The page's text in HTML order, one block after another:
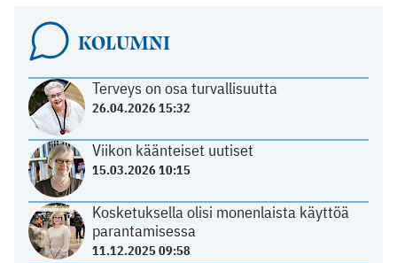
KOLUMNI
Terveys on osa turvallisuutta
26.04.2026 15:32
Viikon käänteiset uutiset
15.03.2026 10:15
Kosketuksella olisi monenlaista käyttöä
parantamisessa
11.12.2025 09:58